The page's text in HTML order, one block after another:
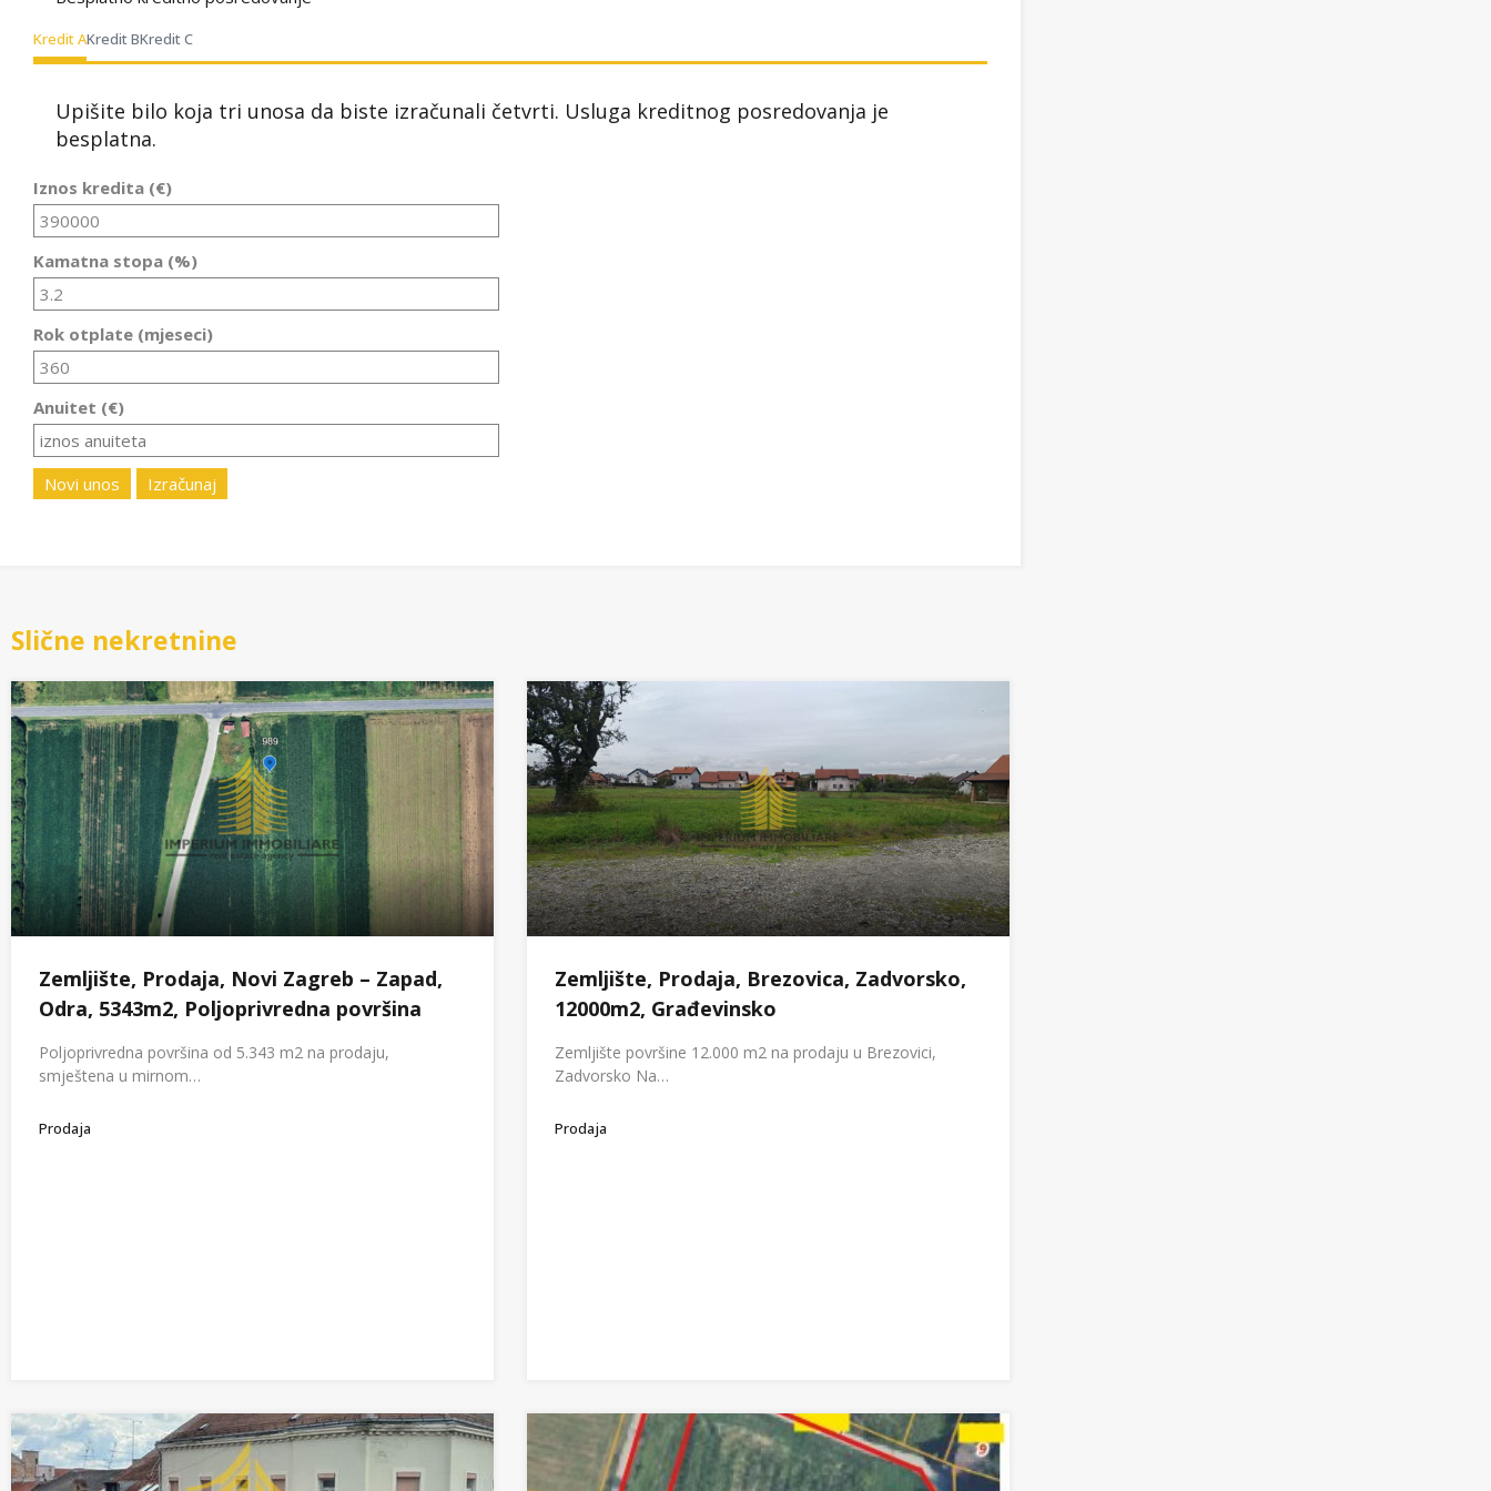
Kredit AKredit BKredit C
Upišite bilo koja tri unosa da biste izračunali četvrti. Usluga kreditnog posredovanja je
besplatna.
Iznos kredita (€)
Kamatna stopa (%)
Rok otplate (mjeseci)
Anuitet (€)
Novi unos Izračunaj
Slične nekretnine
Zemljište, Prodaja, Novi Zagreb – Zapad,
Odra, 5343m2, Poljoprivredna površina
Poljoprivredna površina od 5.343 m2 na prodaju,
smještena u mirnom…
Prodaja
Zemljište, Prodaja, Brezovica, Zadvorsko,
12000m2, Građevinsko
Zemljište površine 12.000 m2 na prodaju u Brezovici,
Zadvorsko Na…
Prodaja